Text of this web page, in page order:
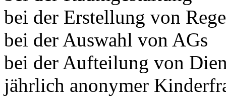
bei der Erstellung von
bei der Auswahl von AGs
bei der Aufteilung von
jährlich anonymer